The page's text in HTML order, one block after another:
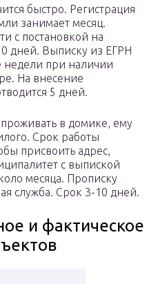
быстро. Регистрация
занимает месяц.
с постановкой на
дней. Выписку из ЕГРН
недели при наличии
На внесение
5 дней.
в домике, ему
Срок работы
присвоить адрес,
с выпиской
месяца. Прописку
служба. Срок 3-10 дней.
и фактическое